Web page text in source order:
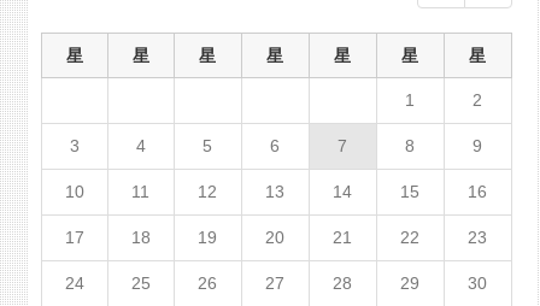
星 星 星 星 星 星 星
1 2
3 4 5 6 7 8 9
10 11 12 13 14 15 16
17 18 19 20 21 22 23
24 25 26 27 28 29 30